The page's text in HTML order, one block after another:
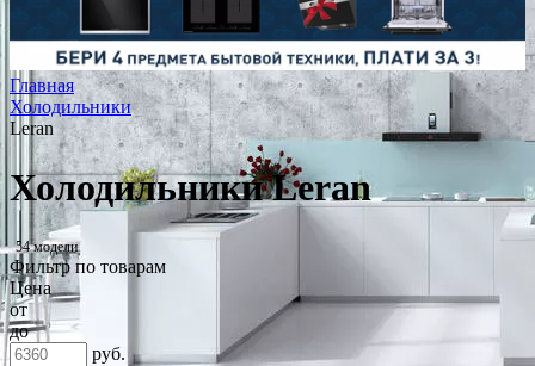
Главная
Холодильники
Leran
Холодильники Leran
54 модели
Фильтр по товарам
Цена
от
до
руб.